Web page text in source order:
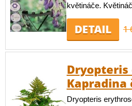
květináče.
DETAIL 1
Kapradina
Dryopteris